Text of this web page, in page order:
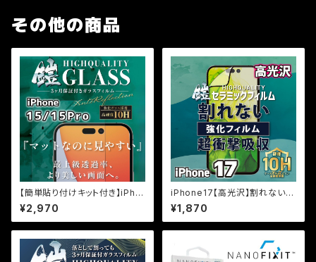
その他の商品
【簡単貼り付けキット付き】iPho
ne15Pro用 超反射防止（AR+
AG） 超マット（反射防止+マッ
ト加工） 保証付きガラスフィル
¥2,970
iPhone17【高光沢】割れないセ
ラミックフィルム『鎧』全面フルカ
バー
¥1,870